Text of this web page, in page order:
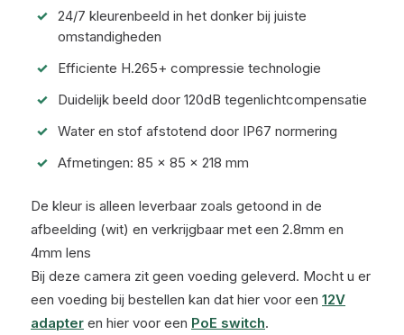
24/7 kleurenbeeld in het donker bij juiste
omstandigheden
Efficiente H.265+ compressie technologie
Duidelijk beeld door 120dB tegenlichtcompensatie
Water en stof afstotend door IP67 normering
Afmetingen: 85 × 85 × 218 mm
De kleur is alleen leverbaar zoals getoond in de
afbeelding (wit) en verkrijgbaar met een 2.8mm en
4mm lens
Bij deze camera zit geen voeding geleverd. Mocht u er
een voeding bij bestellen kan dat hier voor een 12V
adapter en hier voor een PoE switch.